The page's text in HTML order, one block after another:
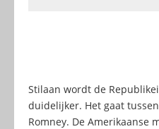
Stilaan wordt de
duidelijker. Het gaat
Romney. De Amerikaanse